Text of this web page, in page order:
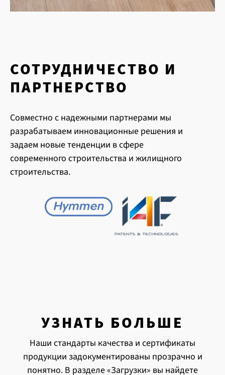
СОТРУДНИЧЕСТВО И
ПАРТНЕРСТВО
Совместно с надежными партнерами мы
разрабатываем инновационные решения и
задаем новые тенденции в сфере
современного строительства и жилищного
строительства.
УЗНАТЬ БОЛЬШЕ
Наши стандарты качества и сертификаты
продукции задокументированы прозрачно и
понятно. В разделе «Загрузки» вы найдете